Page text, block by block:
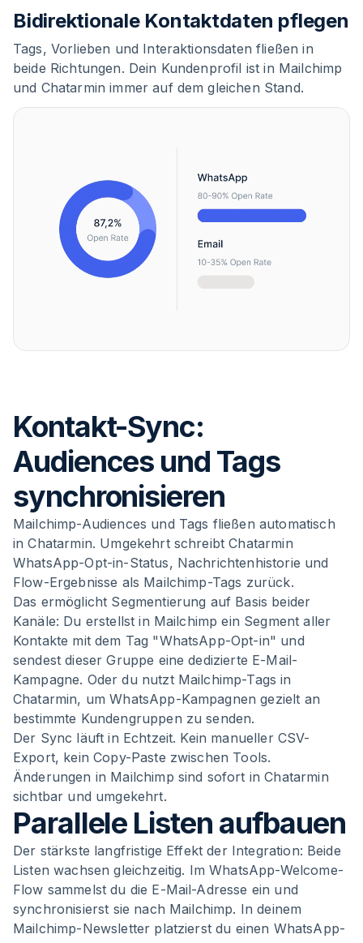
Bidirektionale Kontaktdaten pflegen
Tags, Vorlieben und Interaktionsdaten fließen in
beide Richtungen. Dein Kundenprofil ist in Mailchimp
und Chatarmin immer auf dem gleichen Stand.
Kontakt-Sync:
Audiences und Tags
synchronisieren
Mailchimp-Audiences und Tags fließen automatisch
in Chatarmin. Umgekehrt schreibt Chatarmin
WhatsApp-Opt-in-Status, Nachrichtenhistorie und
Flow-Ergebnisse als Mailchimp-Tags zurück.
Das ermöglicht Segmentierung auf Basis beider
Kanäle: Du erstellst in Mailchimp ein Segment aller
Kontakte mit dem Tag "WhatsApp-Opt-in" und
sendest dieser Gruppe eine dedizierte E-Mail-
Kampagne. Oder du nutzt Mailchimp-Tags in
Chatarmin, um WhatsApp-Kampagnen gezielt an
bestimmte Kundengruppen zu senden.
Der Sync läuft in Echtzeit. Kein manueller CSV-
Export, kein Copy-Paste zwischen Tools.
Änderungen in Mailchimp sind sofort in Chatarmin
sichtbar und umgekehrt.
Parallele Listen aufbauen
Der stärkste langfristige Effekt der Integration: Beide
Listen wachsen gleichzeitig. Im WhatsApp-Welcome-
Flow sammelst du die E-Mail-Adresse ein und
synchronisierst sie nach Mailchimp. In deinem
Mailchimp-Newsletter platzierst du einen WhatsApp-